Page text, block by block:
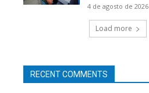
4 de agosto de 2026
Load more
RECENT COMMENTS